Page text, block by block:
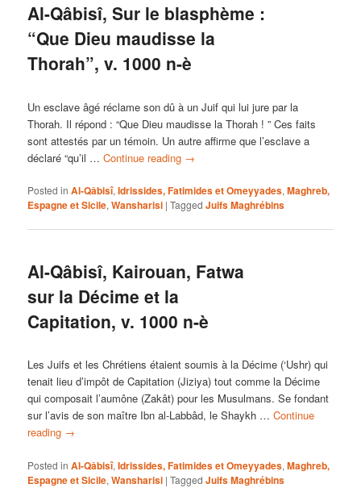
Al-Qâbisî, Sur le blasphème :
“Que Dieu maudisse la
Thorah”, v. 1000 n-è
Un esclave âgé réclame son dû à un Juif qui lui jure par la
Thorah. Il répond : “Que Dieu maudisse la Thorah ! ” Ces faits
sont attestés par un témoin. Un autre affirme que l’esclave a
déclaré “qu’il …Continue reading →
Posted in Al-Qâbisî,Idrissides, Fatimides et Omeyyades,Maghreb,
Espagne et Sicile,Wansharisi |Tagged Juifs Maghrébins
Al-Qâbisî, Kairouan, Fatwa
sur la Décime et la
Capitation, v. 1000 n-è
Les Juifs et les Chrétiens étaient soumis à la Décime (‘Ushr) qui
tenait lieu d’impôt de Capitation (Jiziya) tout comme la Décime
qui composait l’aumône (Zakât) pour les Musulmans. Se fondant
sur l’avis de son maître Ibn al-Labbâd, le Shaykh …Continue
reading →
Posted in Al-Qâbisî,Idrissides, Fatimides et Omeyyades,Maghreb,
Espagne et Sicile,Wansharisi |Tagged Juifs Maghrébins